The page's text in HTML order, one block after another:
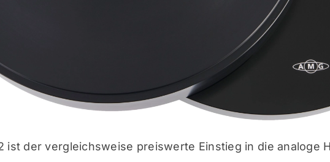
ist der vergleichsweise preiswerte Einstieg in die analoge